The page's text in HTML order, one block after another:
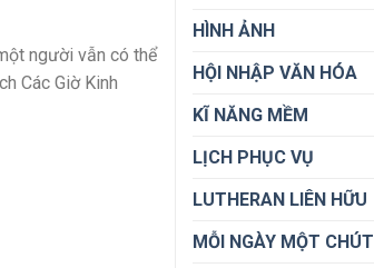
người vẫn có thể
Các Giờ Kinh
HÌNH ẢNH
HỘI NHẬP VĂN HÓA
KĨ NĂNG MỀM
LỊCH PHỤC VỤ
LUTHERAN LIÊN HỮU
MỖI NGÀY MỘT CHÚT